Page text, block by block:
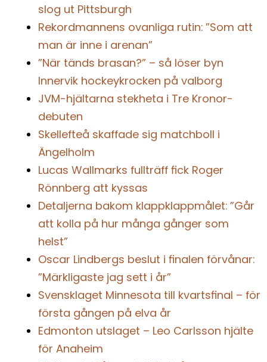
slog ut Pittsburgh
Rekordmannens ovanliga rutin: ”Som att
man är inne i arenan”
”När tänds brasan?” – så löser byn
Innervik hockeykrocken på valborg
JVM-hjältarna stekheta i Tre Kronor-
debuten
Skellefteå skaffade sig matchboll i
Ängelholm
Lucas Wallmarks fullträff fick Roger
Rönnberg att kyssas
Detaljerna bakom klappklappmålet: ”Går
att kolla på hur många gånger som
helst”
Oscar Lindbergs beslut i finalen förvånar:
”Märkligaste jag sett i år”
Svensklaget Minnesota till kvartsfinal – för
första gången på elva år
Edmonton utslaget – Leo Carlsson hjälte
för Anaheim